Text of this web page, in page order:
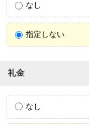
なし
指定しない
礼金
なし